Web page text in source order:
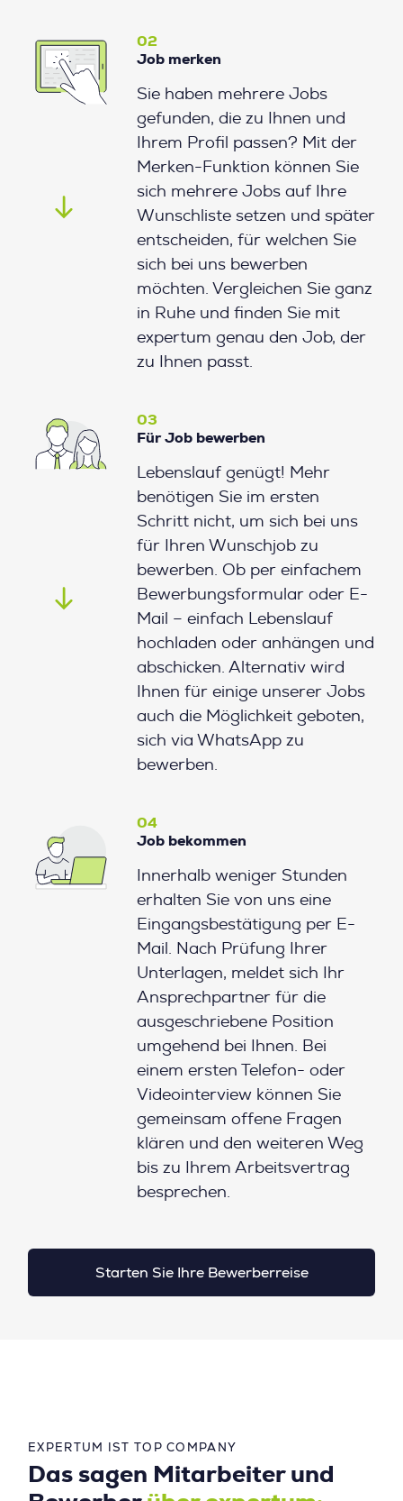
02
Job merken
Sie haben mehrere Jobs
gefunden, die zu Ihnen und
Ihrem Profil passen? Mit der
Merken-Funktion können Sie
sich mehrere Jobs auf Ihre
Wunschliste setzen und später
entscheiden, für welchen Sie
sich bei uns bewerben
möchten. Vergleichen Sie ganz
in Ruhe und finden Sie mit
expertum genau den Job, der
zu Ihnen passt.
03
Für Job bewerben
Lebenslauf genügt! Mehr
benötigen Sie im ersten
Schritt nicht, um sich bei uns
für Ihren Wunschjob zu
bewerben. Ob per einfachem
Bewerbungsformular oder E-
Mail – einfach Lebenslauf
hochladen oder anhängen und
abschicken. Alternativ wird
Ihnen für einige unserer Jobs
auch die Möglichkeit geboten,
sich via WhatsApp zu
bewerben.
04
Job bekommen
Innerhalb weniger Stunden
erhalten Sie von uns eine
Eingangsbestätigung per E-
Mail. Nach Prüfung Ihrer
Unterlagen, meldet sich Ihr
Ansprechpartner für die
ausgeschriebene Position
umgehend bei Ihnen. Bei
einem ersten Telefon- oder
Videointerview können Sie
gemeinsam offene Fragen
klären und den weiteren Weg
bis zu Ihrem Arbeitsvertrag
besprechen.
Starten Sie Ihre Bewerberreise
EXPERTUM IST TOP COMPANY
Das sagen Mitarbeiter und